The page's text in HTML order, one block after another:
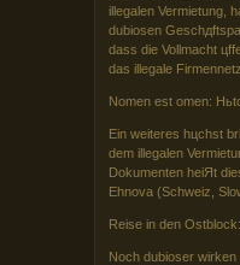
illegalen Vermietung,
dubiosen
dass die Vollmacht
das illegale
Nomen est omen:
Ein weiteres hцchst
dem illegalen
Dokumenten heiЯt
Ehnova (Schweiz,
Reise in den
Noch dubioser